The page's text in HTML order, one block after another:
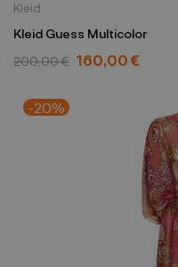
Kleid
Kleid Guess Multicolor
200,00 € 160,00 €
-20%